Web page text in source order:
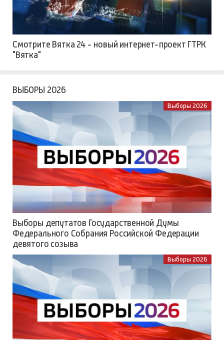
Смотрите Вятка 24 - новый интернет-проект ГТРК
"Вятка"
ВЫБОРЫ 2026
Выборы 2026
Выборы депутатов Государственной Думы
Федерального Собрания Российской Федерации
девятого созыва
Выборы 2026